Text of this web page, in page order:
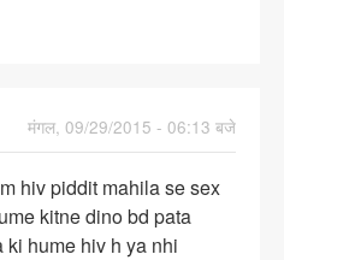
मंगल, 09/29/2015 - 06:13 बजे
hiv piddit mahila se sex
kitne dino bd pata
ki hume hiv h ya nhi